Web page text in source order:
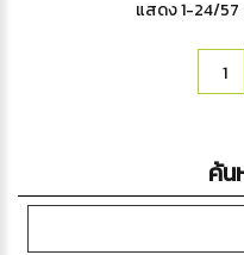
แสดง 1-24/57
ค้น